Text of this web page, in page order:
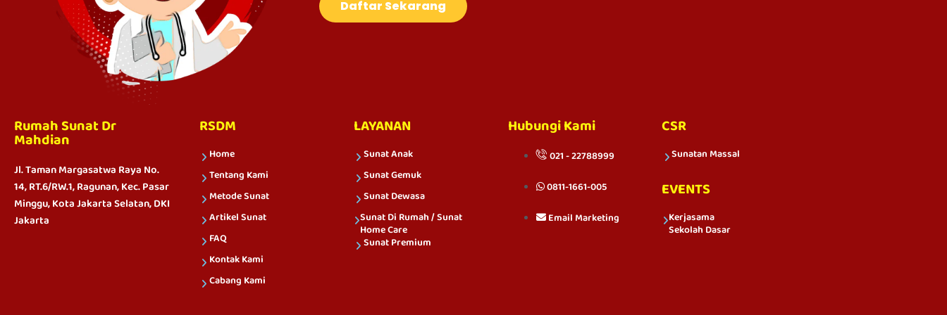
Daftar Sekarang
Rumah Sunat Dr
Mahdian
Jl. Taman Margasatwa Raya No.
14, RT.6/RW.1, Ragunan, Kec. Pasar
Minggu, Kota Jakarta Selatan, DKI
Jakarta
RSDM
Home
Tentang Kami
Metode Sunat
Artikel Sunat
FAQ
Kontak Kami
Cabang Kami
LAYANAN
Sunat Anak
Sunat Gemuk
Sunat Dewasa
Sunat Di Rumah / Sunat
Home Care
Sunat Premium
Hubungi Kami
021 - 22788999
0811-1661-005
Email Marketing
CSR
Sunatan Massal
EVENTS
Kerjasama
Sekolah Dasar